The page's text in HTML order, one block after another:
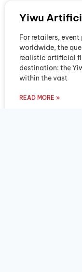
Yiwu
For retailers,
worldwide, the
realistic artificial
destination: the
within the vast
READ MORE »